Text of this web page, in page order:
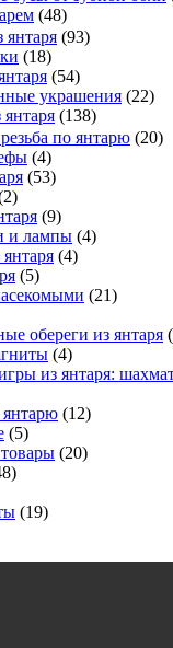
(48)
(93)
(18)
(54)
украшения (22)
(138)
по янтарю (20)
(4)
(53)
(9)
и лампы (4)
(4)
(5)
(21)
обереги из янтаря
(4)
из янтаря:
(12)
(5)
(20)
(19)